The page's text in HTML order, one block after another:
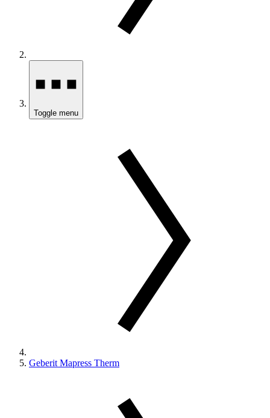
Toggle menu
Geberit Mapress Therm